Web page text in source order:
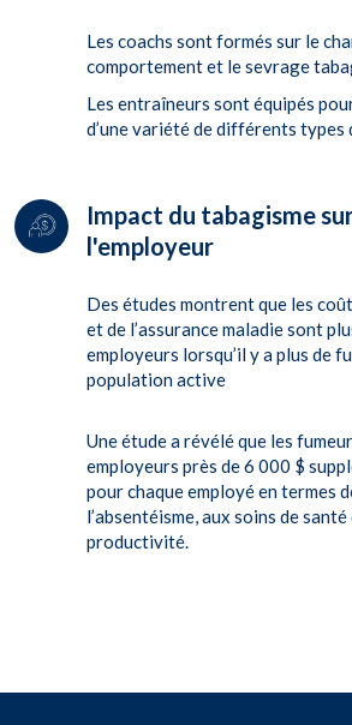
Les coachs sont formés sur le
comportement et le sevrage
Les entraîneurs sont équipés
d’une variété de différents types
Impact du tabagisme
l'employeur
Des études montrent que les
et de l’assurance maladie sont
employeurs lorsqu’il y a plus de
population active
Une étude a révélé que les
employeurs près de 6 000 $
pour chaque employé en termes
l’absentéisme, aux soins de
productivité.